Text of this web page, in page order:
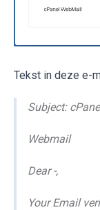
Tekst in deze e-
Subject:
Webmail
Dear -,
Your Email